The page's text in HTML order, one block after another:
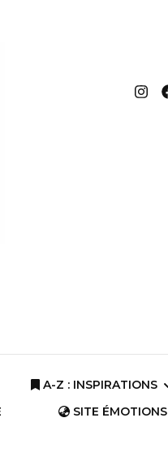
A-Z : INSPIRATIONS
SITE ÉMOTIONS